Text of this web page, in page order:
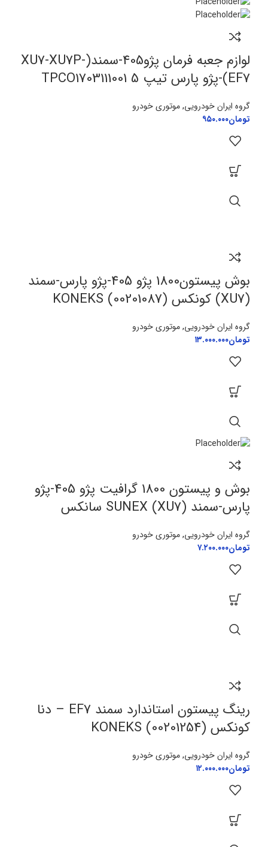
لوازم جعبه فرمان پژو405-سمند(XU7-XU7P-
EF7)-پژو پارس تیپ 5 TPCO1703111001
گروه ایران خودرویی,موتوری خودرو
تومان۹۵۰.۰۰۰
بوش پیستون1800 پژو 405-پژو پارس-سمند
(XU7) کونکس KONEKS (00201087)
گروه ایران خودرویی,موتوری خودرو
تومان۱۳.۰۰۰.۰۰۰
بوش و پیستون 1800 گرافیت پژو 405-پژو
پارس-سمند (XU7) SUNEX سانکس
گروه ایران خودرویی,موتوری خودرو
تومان۷.۲۰۰.۰۰۰
رینگ پیستون استاندارد سمند EF7 – دنا
کونکس KONEKS (00201254)
گروه ایران خودرویی,موتوری خودرو
تومان۱۲.۰۰۰.۰۰۰